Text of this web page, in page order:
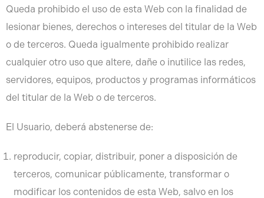
Queda prohibido el uso de esta Web con la finalidad de
lesionar bienes, derechos o intereses del titular de la Web
o de terceros. Queda igualmente prohibido realizar
cualquier otro uso que altere, dañe o inutilice las redes,
servidores, equipos, productos y programas informáticos
del titular de la Web o de terceros.
El Usuario, deberá abstenerse de:
reproducir, copiar, distribuir, poner a disposición de
terceros, comunicar públicamente, transformar o
modificar los contenidos de esta Web, salvo en los